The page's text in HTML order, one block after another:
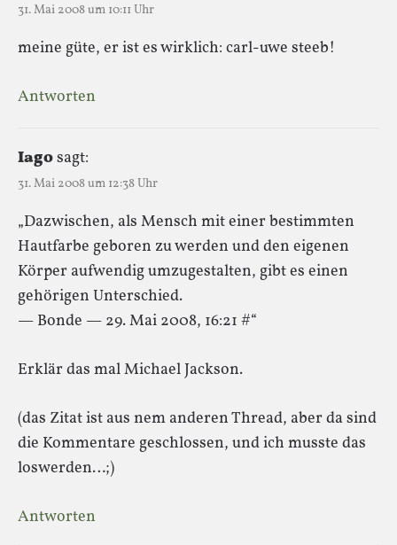
31. Mai 2008 um 10:11 Uhr
meine güte, er ist es wirklich: carl-uwe steeb!
Antworten
Iagosagt:
31. Mai 2008 um 12:38 Uhr
„Dazwischen, als Mensch mit einer bestimmten
Hautfarbe geboren zu werden und den eigenen
Körper aufwendig umzugestalten, gibt es einen
gehörigen Unterschied.
— Bonde — 29. Mai 2008, 16:21 #“
Erklär das mal Michael Jackson.
(das Zitat ist aus nem anderen Thread, aber da sind
die Kommentare geschlossen, und ich musste das
loswerden…;)
Antworten